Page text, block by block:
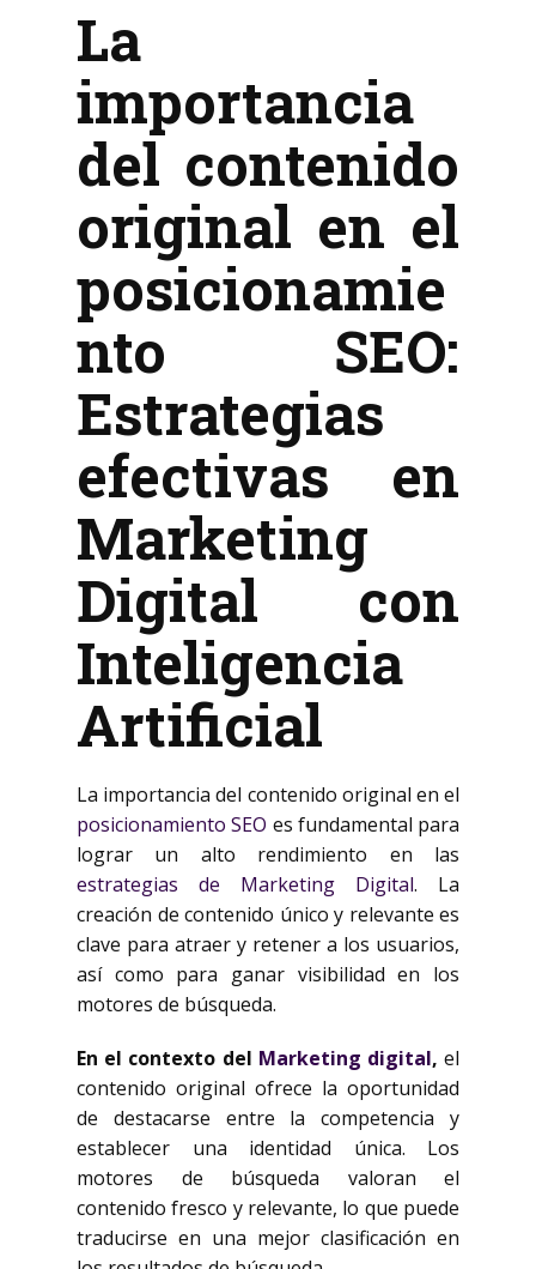
La
importancia
del contenido
original en el
posicionamie
nto SEO:
Estrategias
efectivas en
Marketing
Digital con
Inteligencia
Artificial
La importancia del contenido original en el
posicionamiento SEO es fundamental para
lograr un alto rendimiento en las
estrategias de Marketing Digital. La
creación de contenido único y relevante es
clave para atraer y retener a los usuarios,
así como para ganar visibilidad en los
motores de búsqueda.
En el contexto del Marketing digital, el
contenido original ofrece la oportunidad
de destacarse entre la competencia y
establecer una identidad única. Los
motores de búsqueda valoran el
contenido fresco y relevante, lo que puede
traducirse en una mejor clasificación en